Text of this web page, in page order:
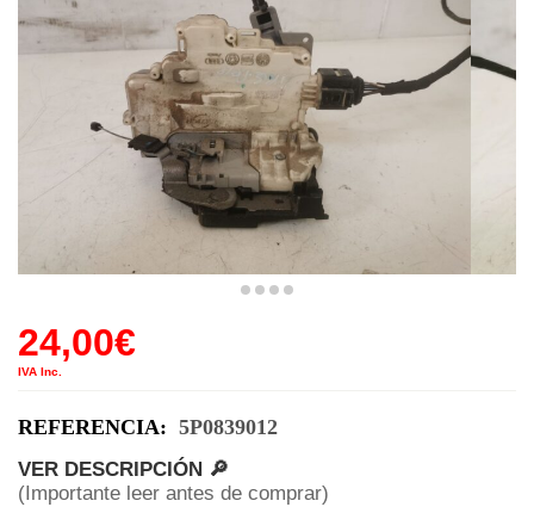
24,00€
IVA Inc.
REFERENCIA: 5P0839012
VER DESCRIPCIÓN 🔎
(Importante leer antes de comprar)